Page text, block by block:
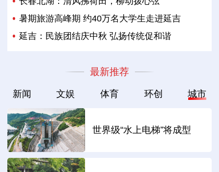
暑期旅游高峰期 约40万名大学生走进延吉
延吉：民族团结庆中秋 弘扬传统促和谐
最新推荐
新闻 文娱 体育 环创 城市
世界级“水上电梯”将成型